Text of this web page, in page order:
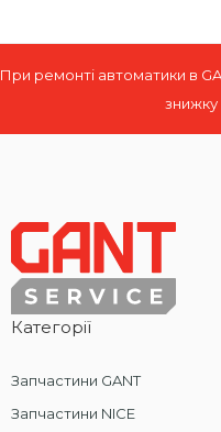
При ремонті автоматики в
знижку
Категорії
Запчастини GANT
Запчастини NICE